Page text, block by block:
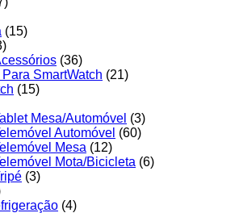
(15)
(36)
SmartWatch (21)
(15)
Mesa/Automóvel (3)
Automóvel (60)
Mesa (12)
Mota/Bicicleta (6)
(3)
(4)